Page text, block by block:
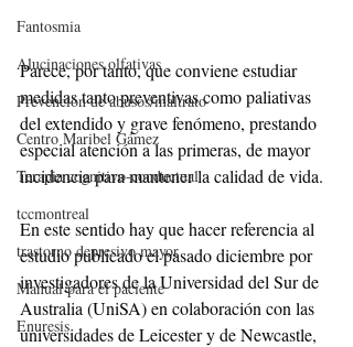
Fantosmia
Alucinaciones olfativas
Prevención de abusos/maltrato
Centro Maribel Gámez
Terapia cognitivo-conductual
tccmontreal
trastorno depresivo mayor
Manual para el paciente
Enuresis
Parece, por tanto, que conviene estudiar
medidas tanto preventivas como paliativas
del extendido y grave fenómeno, prestando
especial atención a las primeras, de mayor
incidencia para mantener la calidad de vida.
En este sentido hay que hacer referencia al
estudio publicado el pasado diciembre por
investigadores de la Universidad del Sur de
Australia (UniSA) en colaboración con las
universidades de Leicester y de Newcastle,